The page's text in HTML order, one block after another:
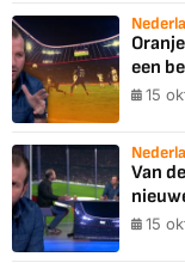
een
15
Van
15